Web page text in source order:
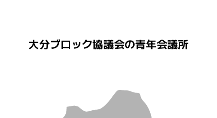
大分ブロック協議会の青年会議所